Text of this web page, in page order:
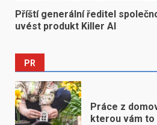
Příští generální ředitel
uvést produkt Killer AI
PR
Práce z
kterou vám to